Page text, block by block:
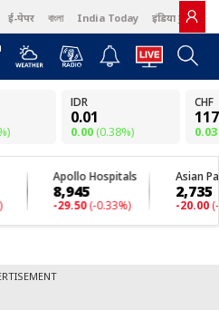
ई-पेपर বাংলা India Today इंडिया टुडे हिंदी